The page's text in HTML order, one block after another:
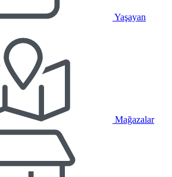
Yaşayan
Mağazalar